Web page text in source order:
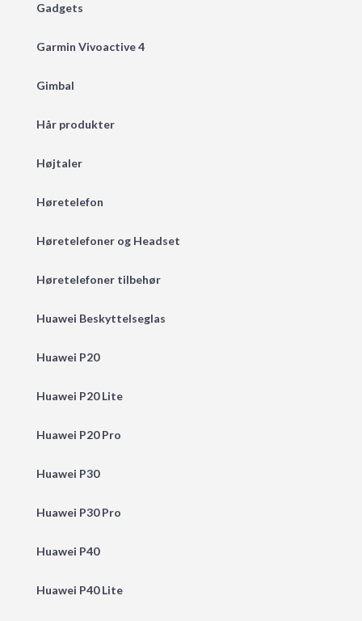
Gadgets
Garmin Vivoactive 4
Gimbal
Hår produkter
Højtaler
Høretelefon
Høretelefoner og Headset
Høretelefoner tilbehør
Huawei Beskyttelseglas
Huawei P20
Huawei P20 Lite
Huawei P20 Pro
Huawei P30
Huawei P30 Pro
Huawei P40
Huawei P40 Lite